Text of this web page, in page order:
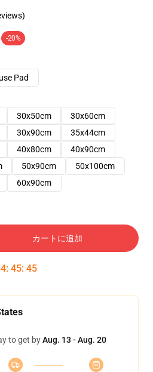
-20%
Pad
30x50cm
30x60cm
30x90cm
35x44cm
40x80cm
40x90cm
50x90cm
50x100cm
60x90cm
カートに追加
: 45: 45
to get byAug. 13 - Aug. 20